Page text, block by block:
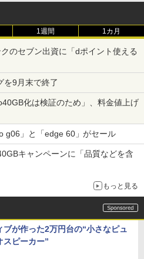
1週間 1カ月
のセブン出資に「dポイント使える
を9月末で終了
化は検証のため」、料金値上げ
g06」と「edge 60」がセール
キャンペーンに「品質などを含
もっと見る
ブが作った2万円台の“小さなピュ
スピーカー”